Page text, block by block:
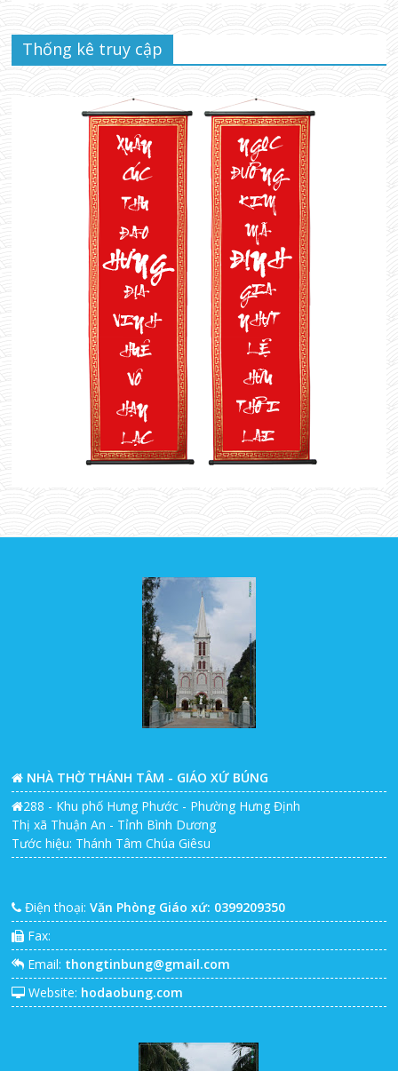
Thống kê truy cập
NHÀ THỜ THÁNH TÂM - GIÁO XỨ BÚNG
288 - Khu phố Hưng Phước - Phường Hưng Định
Thị xã Thuận An - Tỉnh Bình Dương
Tước hiệu: Thánh Tâm Chúa Giêsu
Điện thoại:Văn Phòng Giáo xứ: 0399209350
Fax:
Email: thongtinbung@gmail.com
Website: hodaobung.com